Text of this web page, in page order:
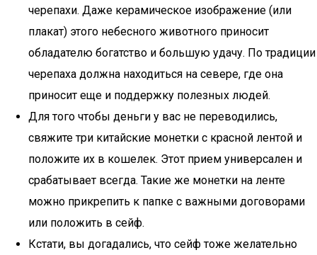
черепахи. Даже керамическое изображение (или
плакат) этого небесного животного приносит
обладателю богатство и большую удачу. По традиции
черепаха должна находиться на севере, где она
приносит еще и поддержку полезных людей.
Для того чтобы деньги у вас не переводились,
свяжите три китайские монетки с красной лентой и
положите их в кошелек. Этот прием универсален и
срабатывает всегда. Такие же монетки на ленте
можно прикрепить к папке с важными договорами
или положить в сейф.
Кстати, вы догадались, что сейф тоже желательно